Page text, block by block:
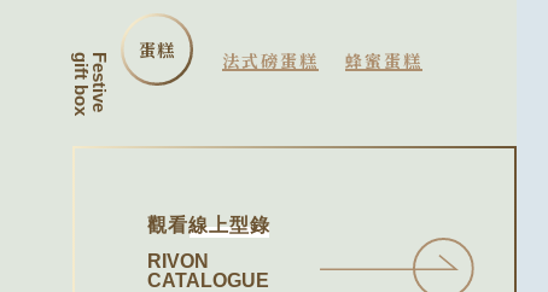
Festive
gift box
蛋糕 法式磅蛋糕 蜂蜜蛋糕
觀看線上型錄
RIVON
CATALOGUE